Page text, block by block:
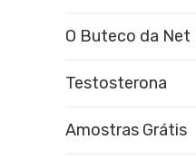
O Buteco da Net
Testosterona
Amostras Grátis